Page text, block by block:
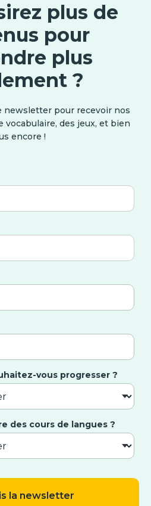
plus de
pour
plus
?
newsletter pour recevoir nos
vocabulaire, des jeux, et bien
encore !
vous progresser ?
des cours de langues ?